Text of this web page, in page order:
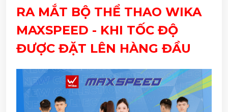
RA MẮT BỘ THỂ THAO WIKA
MAXSPEED - KHI TỐC ĐỘ
ĐƯỢC ĐẶT LÊN HÀNG ĐẦU